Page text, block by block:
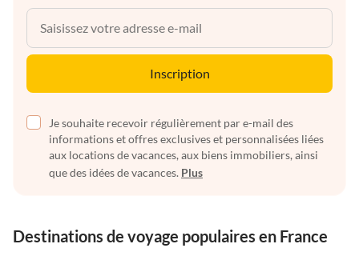
Inscription
Je souhaite recevoir régulièrement par e-mail des
informations et offres exclusives et personnalisées liées
aux locations de vacances, aux biens immobiliers, ainsi
que des idées de vacances. Plus
Destinations de voyage populaires en France